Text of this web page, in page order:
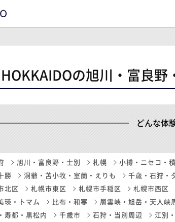
HOKKAIDOの旭川・富良
どんな体
旭川・富良野・士別 札幌 小樽・ニセコ・
勝 洞爺・苫小牧・室蘭・えりも 千歳・石狩・
北区 札幌市東区 札幌市手稲区 札幌市西区
瑛・トマム 比布・和寒 層雲峡・旭岳・天人峡
寿都・黒松内 千歳市 石狩・当別周辺 江別